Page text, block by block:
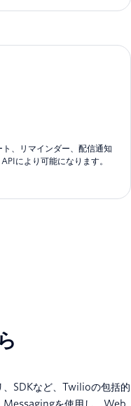
、リマインダー、配信通知
により可能になります。
、SDKなど、Twilioの包括的